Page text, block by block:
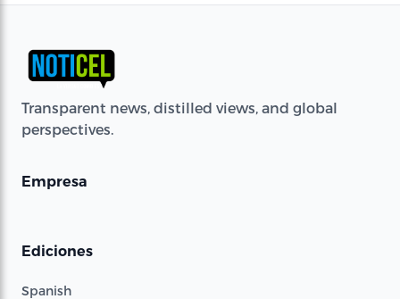
Transparent news, distilled views, and global
perspectives.
Empresa
Ediciones
Spanish